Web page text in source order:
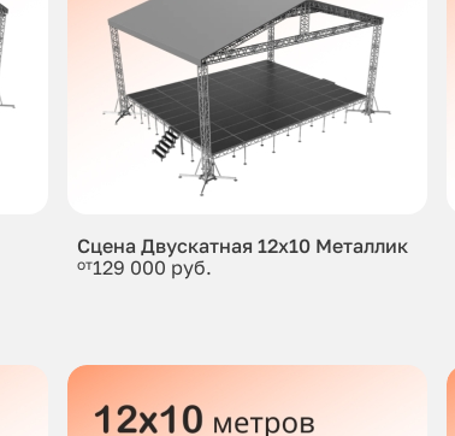
Сцена Двускатная 12x10 Металлик
от129 000 руб.